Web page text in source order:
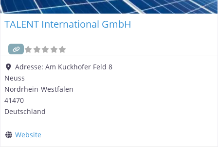
TALENT International GmbH
Adresse: Am Kuckhofer Feld 8
Neuss
Nordrhein-Westfalen
41470
Deutschland
Website